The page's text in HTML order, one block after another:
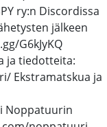
ry:n Discordissa
jälkeen
G6kJyKQ
ja tiedotteita:
Ekstramatskua ja
Noppatuurin